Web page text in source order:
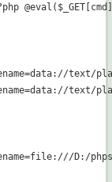
text/
text/
D:/